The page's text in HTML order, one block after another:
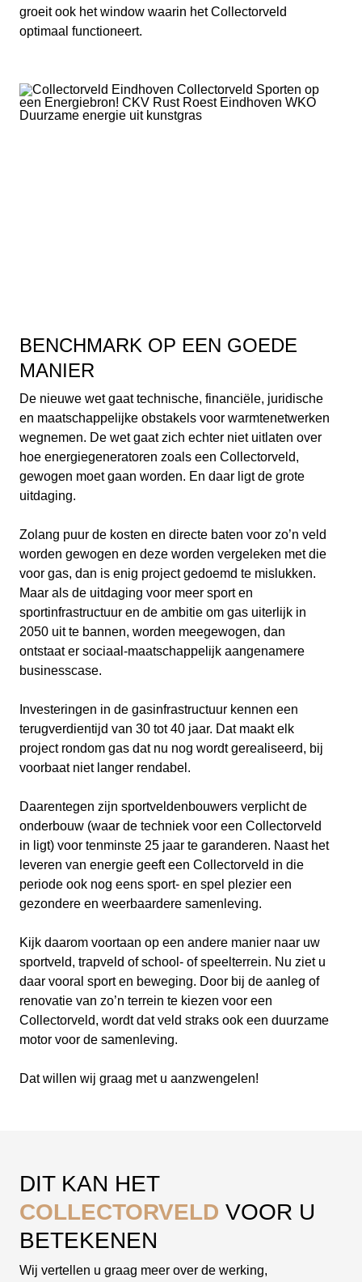
groeit ook het window waarin het Collectorveld
optimaal functioneert.
BENCHMARK OP EEN GOEDE
MANIER
De nieuwe wet gaat technische, financiële, juridische
en maatschappelijke obstakels voor warmtenetwerken
wegnemen. De wet gaat zich echter niet uitlaten over
hoe energiegeneratoren zoals een Collectorveld,
gewogen moet gaan worden. En daar ligt de grote
uitdaging.
Zolang puur de kosten en directe baten voor zo’n veld
worden gewogen en deze worden vergeleken met die
voor gas, dan is enig project gedoemd te mislukken.
Maar als de uitdaging voor meer sport en
sportinfrastructuur en de ambitie om gas uiterlijk in
2050 uit te bannen, worden meegewogen, dan
ontstaat er sociaal-maatschappelijk aangenamere
businesscase.
Investeringen in de gasinfrastructuur kennen een
terugverdientijd van 30 tot 40 jaar. Dat maakt elk
project rondom gas dat nu nog wordt gerealiseerd, bij
voorbaat niet langer rendabel.
Daarentegen zijn sportveldenbouwers verplicht de
onderbouw (waar de techniek voor een Collectorveld
in ligt) voor tenminste 25 jaar te garanderen. Naast het
leveren van energie geeft een Collectorveld in die
periode ook nog eens sport- en spel plezier een
gezondere en weerbaardere samenleving.
Kijk daarom voortaan op een andere manier naar uw
sportveld, trapveld of school- of speelterrein. Nu ziet u
daar vooral sport en beweging. Door bij de aanleg of
renovatie van zo’n terrein te kiezen voor een
Collectorveld, wordt dat veld straks ook een duurzame
motor voor de samenleving.
Dat willen wij graag met u aanzwengelen!
DIT KAN HET
COLLECTORVELD VOOR U
BETEKENEN
Wij vertellen u graag meer over de werking,